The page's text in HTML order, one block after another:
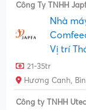
Công Ty TNHH
Nhà
Vị trí
21-35tr
Hương Canh,
Công ty TNHH